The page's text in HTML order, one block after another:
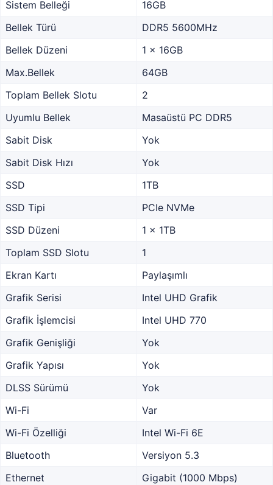
Sistem Belleği
16GB
Bellek Türü
DDR5 5600MHz
Bellek Düzeni
1 x 16GB
Max.Bellek
64GB
Toplam Bellek Slotu
2
Uyumlu Bellek
Masaüstü PC DDR5
Sabit Disk
Yok
Sabit Disk Hızı
Yok
SSD
1TB
SSD Tipi
PCIe NVMe
SSD Düzeni
1 x 1TB
Toplam SSD Slotu
1
Ekran Kartı
Paylaşımlı
Grafik Serisi
Intel UHD Grafik
Grafik İşlemcisi
Intel UHD 770
Grafik Genişliği
Yok
Grafik Yapısı
Yok
DLSS Sürümü
Yok
Wi-Fi
Var
Wi-Fi Özelliği
Intel Wi-Fi 6E
Bluetooth
Versiyon 5.3
Ethernet
Gigabit (1000 Mbps)